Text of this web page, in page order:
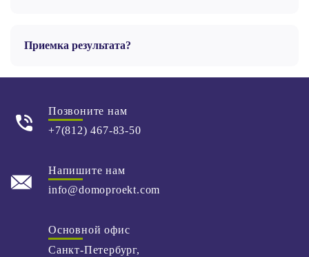
Приемка результата?
Позвоните нам
+7(812) 467-83-50
Напишите нам
info@domoproekt.com
Основной офис
Санкт-Петербург,